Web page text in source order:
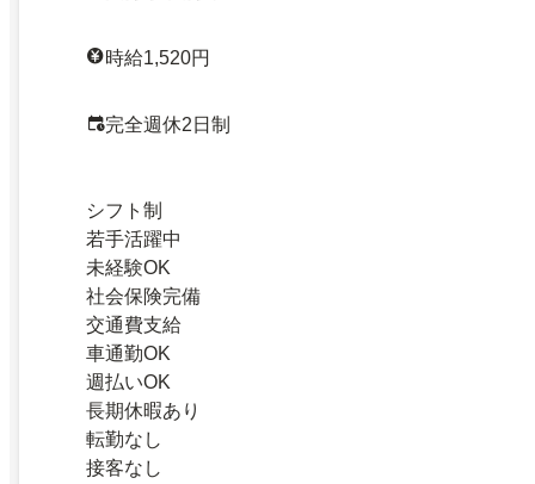
時給1,520円
完全週休2日制
シフト制
若手活躍中
未経験OK
社会保険完備
交通費支給
車通勤OK
週払いOK
長期休暇あり
転勤なし
接客なし